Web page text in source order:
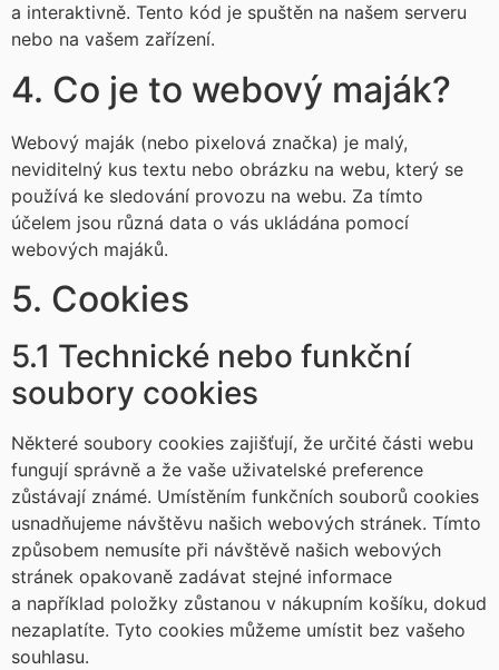
a interaktivně. Tento kód je spuštěn na našem serveru
nebo na vašem zařízení.
4. Co je to webový maják?
Webový maják (nebo pixelová značka) je malý,
neviditelný kus textu nebo obrázku na webu, který se
používá ke sledování provozu na webu. Za tímto
účelem jsou různá data o vás ukládána pomocí
webových majáků.
5. Cookies
5.1 Technické nebo funkční
soubory cookies
Některé soubory cookies zajišťují, že určité části webu
fungují správně a že vaše uživatelské preference
zůstávají známé. Umístěním funkčních souborů cookies
usnadňujeme návštěvu našich webových stránek. Tímto
způsobem nemusíte při návštěvě našich webových
stránek opakovaně zadávat stejné informace
a například položky zůstanou v nákupním košíku, dokud
nezaplatíte. Tyto cookies můžeme umístit bez vašeho
souhlasu.